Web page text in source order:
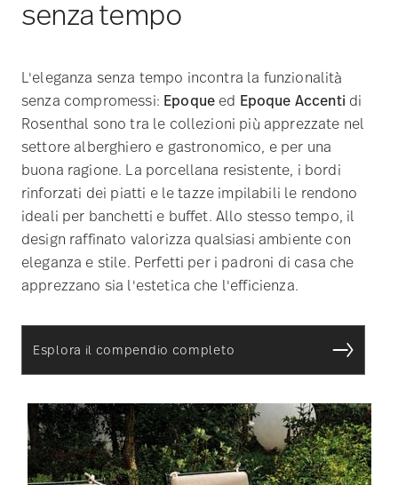
senza tempo
L'eleganza senza tempo incontra la funzionalità
senza compromessi: Epoque ed Epoque Accenti di
Rosenthal sono tra le collezioni più apprezzate nel
settore alberghiero e gastronomico, e per una
buona ragione. La porcellana resistente, i bordi
rinforzati dei piatti e le tazze impilabili le rendono
ideali per banchetti e buffet. Allo stesso tempo, il
design raffinato valorizza qualsiasi ambiente con
eleganza e stile. Perfetti per i padroni di casa che
apprezzano sia l'estetica che l'efficienza.
Esplora il compendio completo